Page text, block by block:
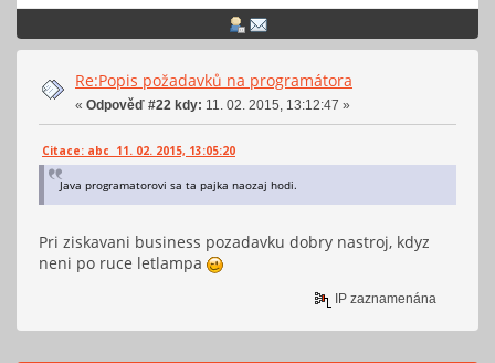
Re:Popis požadavků na programátora
« Odpověď #22 kdy: 11. 02. 2015, 13:12:47 »
Citace: abc 11. 02. 2015, 13:05:20
Java programatorovi sa ta pajka naozaj hodi.
Pri ziskavani business pozadavku dobry nastroj, kdyz
neni po ruce letlampa
IP zaznamenána